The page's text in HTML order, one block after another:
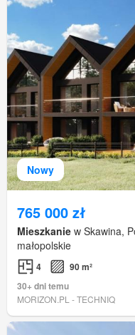
Nowy
765 000 zł
Mieszkanie w Skawina,
małopolskie
4
90 m²
30+ dni temu
MORIZON.PL - TECHNIQ